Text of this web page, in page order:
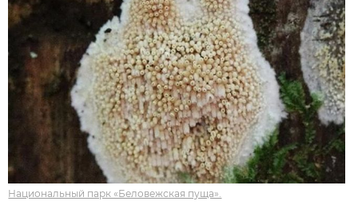
Национальный парк «Беловежская пуща».